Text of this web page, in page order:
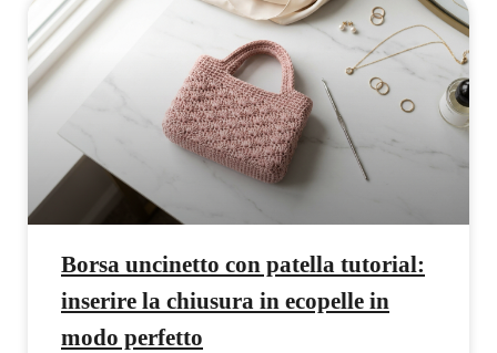
Borsa uncinetto con patella tutorial:
inserire la chiusura in ecopelle in
modo perfetto